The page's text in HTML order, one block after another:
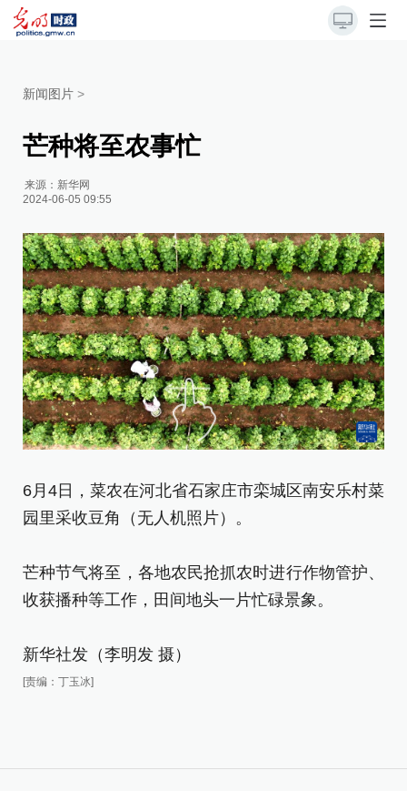
新闻图片 >
芒种将至农事忙
来源： 新华网
2024-06-05 09:55
6月4日，菜农在河北省石家庄市栾城区南安乐村菜
园里采收豆角（无人机照片）。
芒种节气将至，各地农民抢抓农时进行作物管护、
收获播种等工作，田间地头一片忙碌景象。
新华社发（李明发 摄）
[责编：丁玉冰]